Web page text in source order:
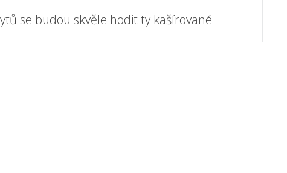
se budou skvěle hodit ty kašírované